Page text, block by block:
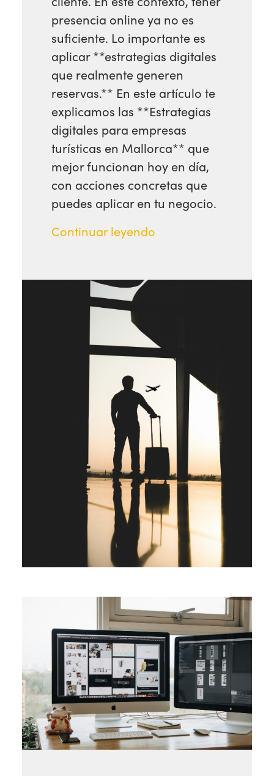
presencia online ya no es
suficiente. Lo importante es
aplicar **estrategias digitales
que realmente generen
reservas.** En este artículo te
explicamos las **Estrategias
digitales para empresas
turísticas en Mallorca** que
mejor funcionan hoy en día,
con acciones concretas que
puedes aplicar en tu negocio.
Continuar leyendo